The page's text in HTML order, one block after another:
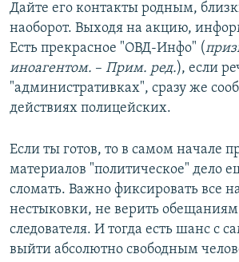
Дайте его контакты родным,
наоборот. Выходя на акцию,
Есть прекрасное "ОВД-Инфо" (
иноагентом. – Прим. ред.), если
"административках", сразу же
действиях полицейских.
Если ты готов, то в самом начале
материалов "политическое" дело
сломать. Важно фиксировать все
нестыковки, не верить
следователя. И тогда есть шанс с
выйти абсолютно свободным